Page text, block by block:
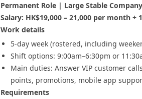
Permanent Role | Large Stable
Salary: HK$19,000 – 21,000 per month +
Work details
5-day week (rostered, including
Shift options: 9:00am–6:30pm or
Main duties: Answer VIP customer
points, promotions, mobile app
Requirements